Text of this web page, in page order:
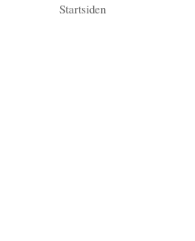
Startsiden